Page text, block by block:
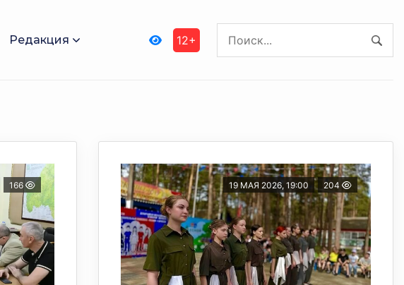
Редакция 12+
166 19 МАЯ 2026, 19:00 204